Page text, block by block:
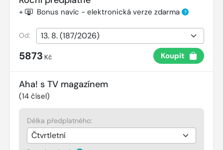
+ Bonus navíc - elektronická verze zdarma ?
Od:
5873 Kč Koupit
Aha! s TV magazínem
(14 čísel)
Délka předplatného: